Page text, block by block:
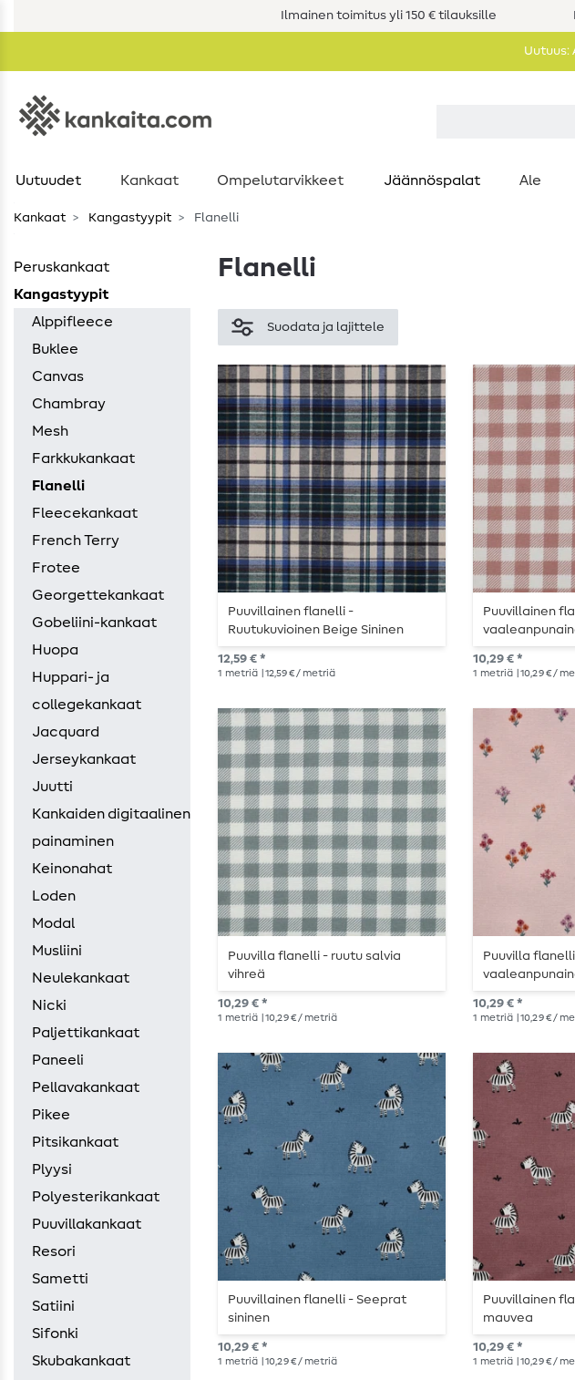
Ilmainen toimitus yli 150 € tilauksille
Uutuus:
Uutuudet Kankaat Ompelutarvikkeet Jäännöspalat Ale
Kankaat Kangastyypit Flanelli
Peruskankaat
Kangastyypit
Alppifleece
Buklee
Canvas
Chambray
Mesh
Farkkukankaat
Flanelli
Fleecekankaat
French Terry
Frotee
Georgettekankaat
Gobeliini-kankaat
Huopa
Huppari- ja
collegekankaat
Jacquard
Jerseykankaat
Juutti
Kankaiden digitaalinen
painaminen
Keinonahat
Loden
Modal
Musliini
Neulekankaat
Nicki
Paljettikankaat
Paneeli
Pellavakankaat
Pikee
Pitsikankaat
Plyysi
Polyesterikankaat
Puuvillakankaat
Resori
Sametti
Satiini
Sifonki
Skubakankaat
Flanelli
Suodata ja lajittele
Puuvillainen flanelli -
Ruutukuvioinen Beige Sininen
Monivärinen
12,59 € *
1 metriä | 12,59 € / metriä
Puuvillainen
10,29 € *
1 metriä | 10,29 € /
Puuvilla flanelli - ruutu salvia
vihreä
10,29 € *
1 metriä | 10,29 € / metriä
Puuvilla
10,29 € *
1 metriä | 10,29 € /
Puuvillainen flanelli - Seeprat
sininen
10,29 € *
1 metriä | 10,29 € / metriä
Puuvillainen
mauvea
10,29 € *
1 metriä | 10,29 € /